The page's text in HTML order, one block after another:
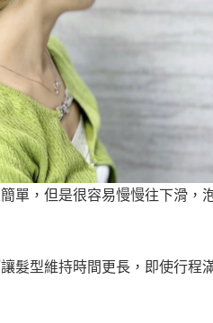
單，但是很容易慢慢往下滑，
髮型維持時間更長，即使行程